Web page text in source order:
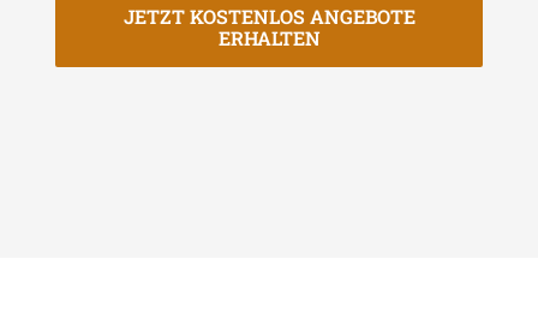
JETZT KOSTENLOS ANGEBOTE
ERHALTEN